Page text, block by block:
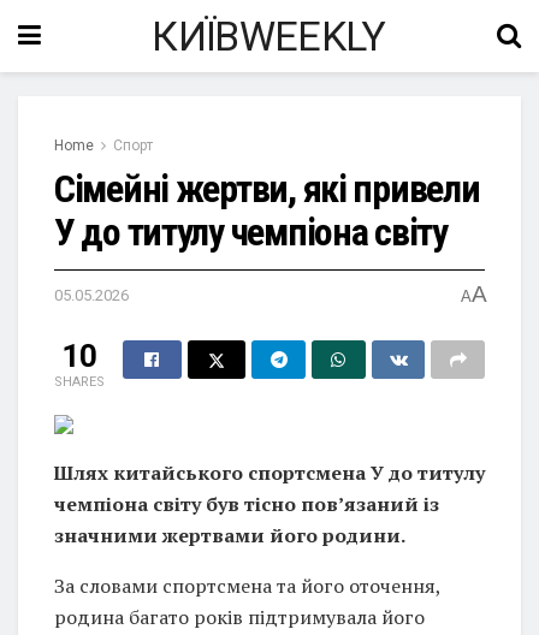
КИЇВWEEKLY
Home Спорт
Сімейні жертви, які привели
У до титулу чемпіона світу
05.05.2026 AA
10
SHARES
Шлях китайського спортсмена У до титулу
чемпіона світу був тісно пов’язаний із
значними жертвами його родини.
За словами спортсмена та його оточення,
родина багато років підтримувала його